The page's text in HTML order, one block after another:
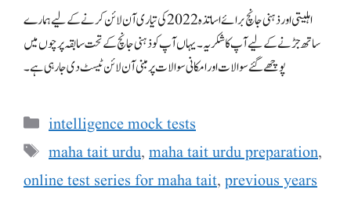
اہلیتی اورذہنی جانچ برائے اساتذہ 2022 کی تیاری آن لائن کرنے کے لیے ہمارے
ساتھ جڑنے کے لیے آپ کا شکریہ ۔ یہاں آپ کو ذہنی جانچ کے تحت سابقہ پرچوں میں
پوچھے گئے سوالات اور امکانی سوالات پر مبنی آن لائن ٹیسٹ دی جارہی ہے۔
Categories
intelligence mock tests
Tags
maha tait urdu, maha tait urdu preparation,
online test series for maha tait, previous years